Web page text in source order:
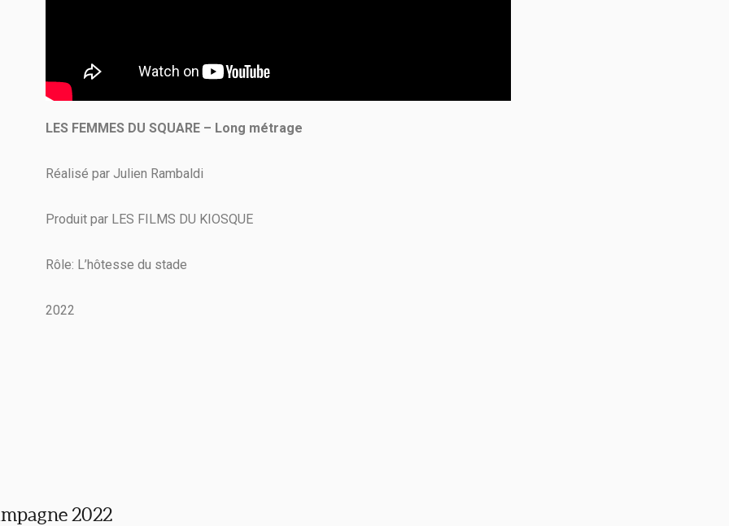
LES FEMMES DU SQUARE – Long métrage
Réalisé par Julien Rambaldi
Produit par LES FILMS DU KIOSQUE
Rôle: L’hôtesse du stade
2022
2022